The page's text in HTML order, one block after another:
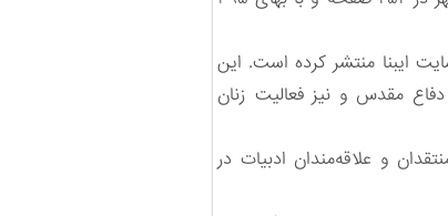
ایبنا منتشر کرده است. این
مقدس و نیز فعالیت زنان
و علاقه‌مندان ادبیات در